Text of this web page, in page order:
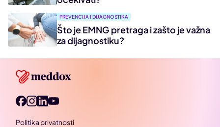
PREVENCIJA I DIJAGNOSTIKA
Što je EMNG pretraga i zašto je važna
za dijagnostiku?
Politika privatnosti